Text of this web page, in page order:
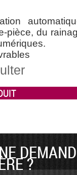
pièce, du
?